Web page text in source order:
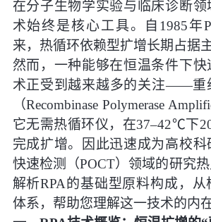
在分子生物学实验与临床诊断
术始终是核心工具。自1985年
来，热循环依赖型扩增长期占据
然而，一种能够在恒温条件下
术正受到越来越多的关注——重
（Recombinase Polymerase
它无需热循环仪，在37–42℃下
完成扩增。因此迅速成为高校
快速检测（POCT）领域的研究
解析RPA的基础型原料构成，
体系，帮助您理解这一技术的内在